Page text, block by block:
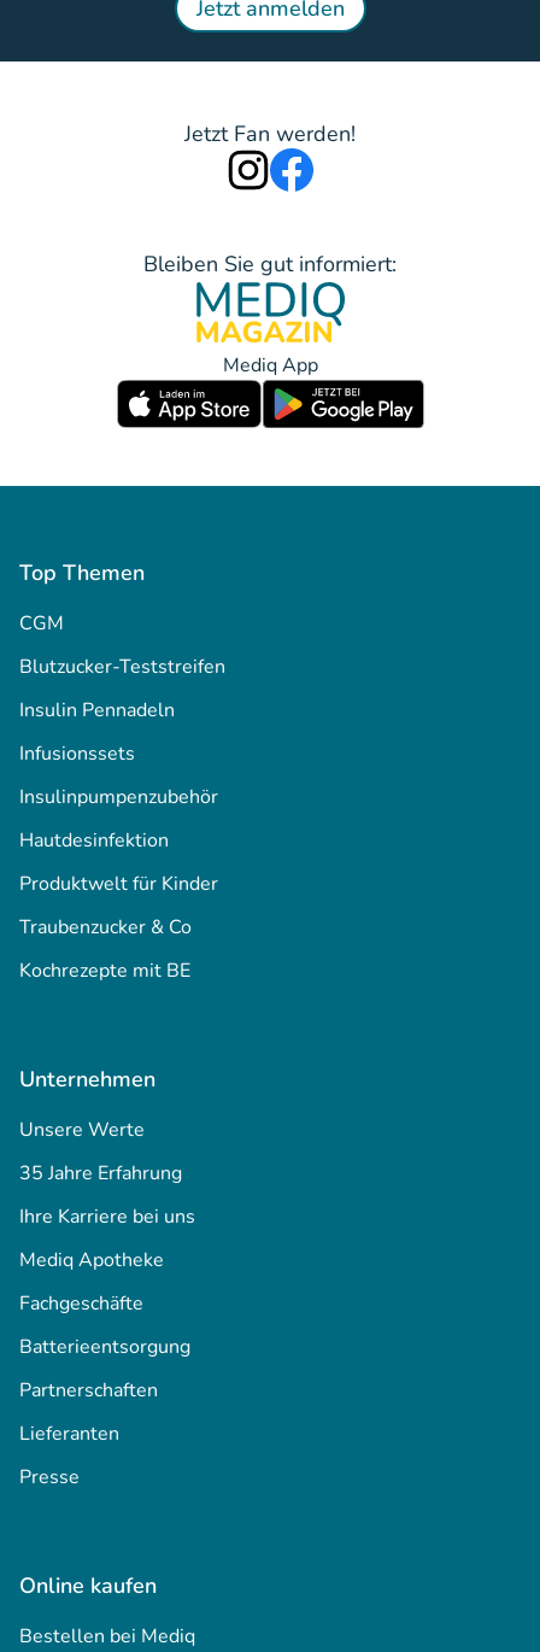
Jetzt anmelden
Jetzt Fan werden!
Bleiben Sie gut informiert:
Mediq App
Top Themen
CGM
Blutzucker-Teststreifen
Insulin Pennadeln
Infusionssets
Insulinpumpenzubehör
Hautdesinfektion
Produktwelt für Kinder
Traubenzucker & Co
Kochrezepte mit BE
Unternehmen
Unsere Werte
35 Jahre Erfahrung
Ihre Karriere bei uns
Mediq Apotheke
Fachgeschäfte
Batterieentsorgung
Partnerschaften
Lieferanten
Presse
Online kaufen
Bestellen bei Mediq